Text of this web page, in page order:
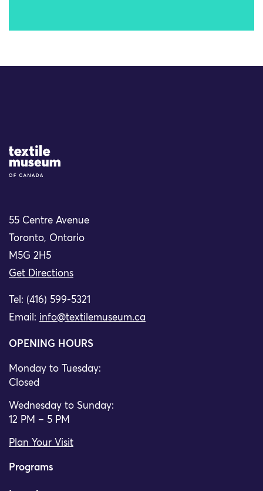
Site Logo
55 Centre Avenue
Toronto, Ontario
M5G 2H5
Get Directions
Tel: (416) 599-5321
Email: info@textilemuseum.ca
OPENING HOURS
Monday to Tuesday:
Closed
Wednesday to Sunday:
12 PM – 5 PM
Plan Your Visit
Programs